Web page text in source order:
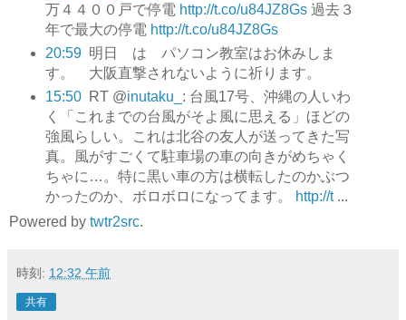
万４４００戸で停電 http://t.co/u84JZ8Gs過去３
年で最大の停電 http://t.co/u84JZ8Gs
20:59 明日 は パソコン教室はお休みしま
す。 大阪直撃されないように祈ります。
15:50
RT @inutaku_ : 台風17号、沖縄の人いわ
く「これまでの台風がそよ風に思える」ほどの
強風らしい。これは北谷の友人が送ってきた写
真。風がすごくて駐車場の車の向きがめちゃく
ちゃに…。特に黒い車の方は横転したのかぶつ
かったのか、ボロボロになってます。
http://t...
Powered by twtr2src.
時刻: 12:32 午前
共有